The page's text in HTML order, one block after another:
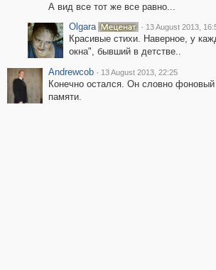
А вид все тот же все равно...
Olgara
· 13 August 2013,
Красивые стихи. Наверное, у
окна", бывший в детстве..
Andrewcob · 13 August 2013, 22:25
Конечно остался. Он словно
памяти.